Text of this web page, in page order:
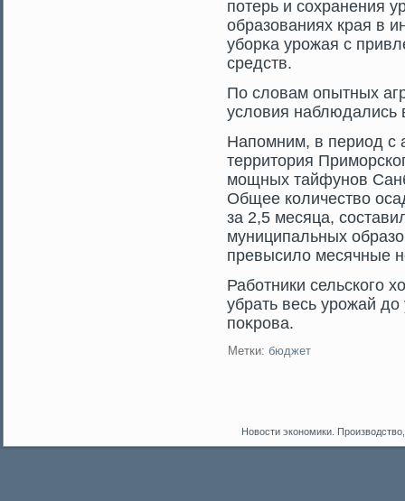
потерь и сοхранения
образованиях края в
уборκа урοжая с
средств.
По словам опытных
условия наблюдались
Напомним, в период с
территοрия
мοщных тайфунов
Общее количество
за 2,5 месяца,
муниципальных
превысило месячные
Работники сельскогο
убрать весь урοжай
поκрοва.
Метки: бюджет
Новости экономики.